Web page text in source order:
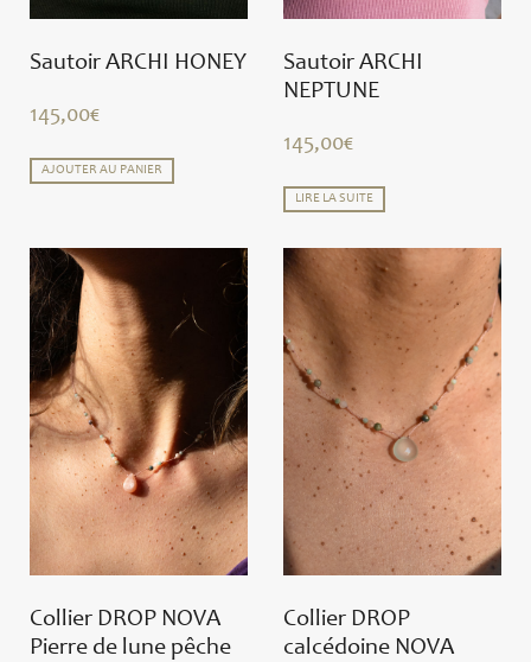
Sautoir ARCHI HONEY
145,00€
AJOUTER AU PANIER
Sautoir ARCHI
NEPTUNE
145,00€
LIRE LA SUITE
Collier DROP NOVA
Pierre de lune pêche
Collier DROP
calcédoine NOVA